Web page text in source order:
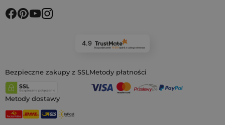
4.9
Na podstawie 11 919opiniiz całego okresu
Bezpieczne zakupy z SSLMetody płatności
Metody dostawy